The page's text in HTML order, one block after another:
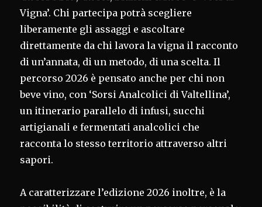
Vigna’. Chi partecipa potrà scegliere
liberamente gli assaggi e ascoltare
direttamente da chi lavora la vigna il racconto
di un’annata, di un metodo, di una scelta. Il
percorso 2026 è pensato anche per chi non
beve vino, con ‘Sorsi Analcolici di Valtellina’,
un itinerario parallelo di infusi, succhi
artigianali e fermentati analcolici che
racconta lo stesso territorio attraverso altri
sapori.
A caratterizzare l’edizione 2026 inoltre, è la